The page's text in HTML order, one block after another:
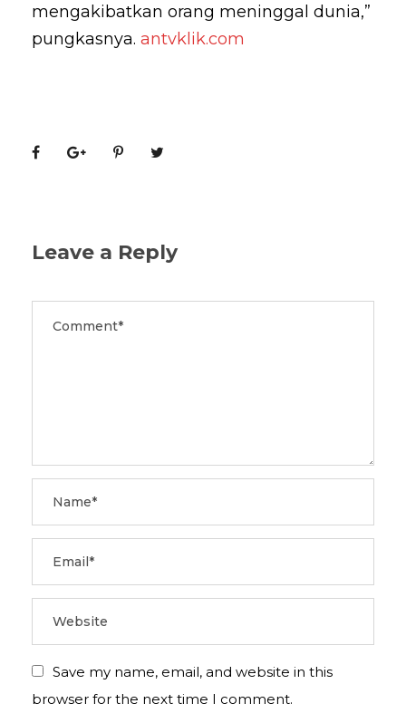
mengakibatkan orang meninggal dunia,”
pungkasnya. antvklik.com
Leave a Reply
Save my name, email, and website in this
browser for the next time I comment.